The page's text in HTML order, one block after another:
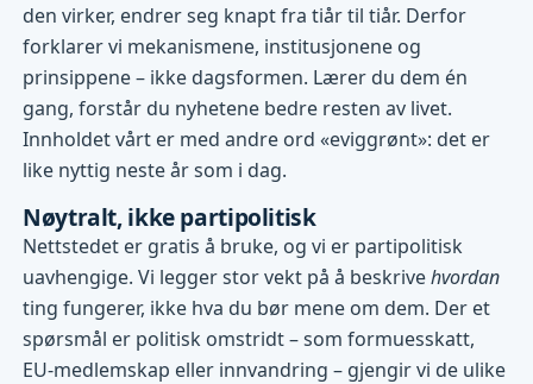
den virker, endrer seg knapt fra tiår til tiår. Derfor
forklarer vi mekanismene, institusjonene og
prinsippene – ikke dagsformen. Lærer du dem én
gang, forstår du nyhetene bedre resten av livet.
Innholdet vårt er med andre ord «eviggrønt»: det er
like nyttig neste år som i dag.
Nøytralt, ikke partipolitisk
Nettstedet er gratis å bruke, og vi er partipolitisk
uavhengige. Vi legger stor vekt på å beskrivehvordan
ting fungerer, ikke hva du bør mene om dem. Der et
spørsmål er politisk omstridt – som formuesskatt,
EU-medlemskap eller innvandring – gjengir vi de ulike